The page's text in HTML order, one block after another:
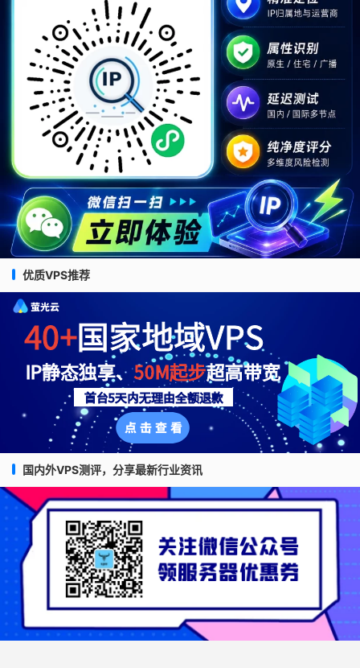
优质VPS推荐
国内外VPS测评，分享最新行业资讯